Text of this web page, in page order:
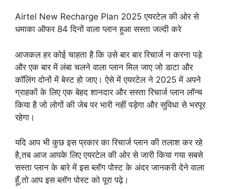
Airtel New Recharge Plan 2025 एयरटेल की ओर से
धमाका ऑफर 84 दिनों वाला प्लान हुआ सस्ता जल्दी करे
आजकल हर कोई चाहता है कि उसे बार बार रिचार्ज न करना पड़े
और एक बार में लंबा चलने वाला प्लान मिल जाए जो डाटा और
कॉलिंग दोनों में बेस्ट हो जाए। ऐसे में एयरटेल ने 2025 में अपने
ग्राहकों के लिए एक बेहद शानदार और सस्ता रिचार्ज प्लान लॉन्च
किया है जो लोगों की जेब पर भारी नहीं पड़ेगा और सुविधा से भरपूर
रहेगा।
यदि आप भी कुछ इस प्रकार का रिचार्ज प्लान की तलाश कर रहे
है,तब आज आपके लिए एयरटेल की ओर से जारी किया गया सबसे
सस्ता प्लान के बारे में इस ब्लॉग पोस्ट के अंदर जानकरी देने वाला
हूँ,तो आप इस ब्लॉग पोस्ट को पूरा पढ़े।